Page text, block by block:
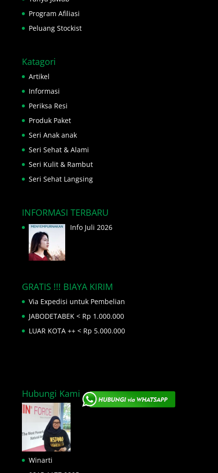
Program Afiliasi
Peluang Stockist
Katagori
Artikel
Informasi
Periksa Resi
Produk Paket
Seri Anak anak
Seri Sehat & Alami
Seri Kulit & Rambut
Seri Sehat Langsing
INFORMASI TERBARU
Info Juli 2026
GRATIS !!! BIAYA KIRIM
Via Expedisi untuk Pembelian
JABODETABEK < Rp 1.000.000
LUAR KOTA ++ < Rp 5.000.000
Hubungi Kami
Winarti